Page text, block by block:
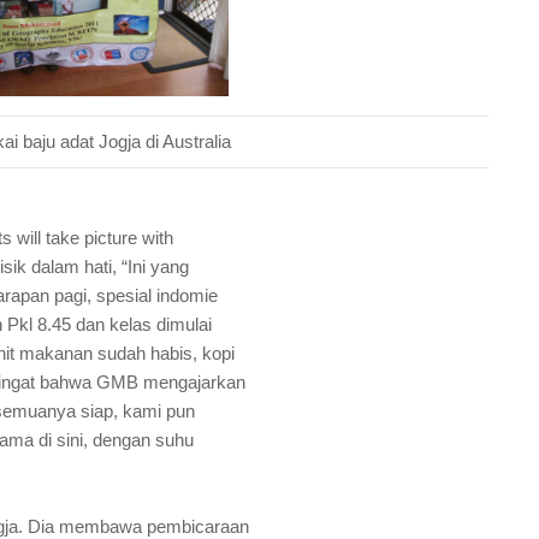
baju adat Jogja di Australia
will take picture with
dalam hati, “Ini yang
pagi, spesial indomie
8.45 dan kelas dimulai
makanan sudah habis, kopi
bahwa GMB mengajarkan
siap, kami pun
di sini, dengan suhu
Dia membawa pembicaraan